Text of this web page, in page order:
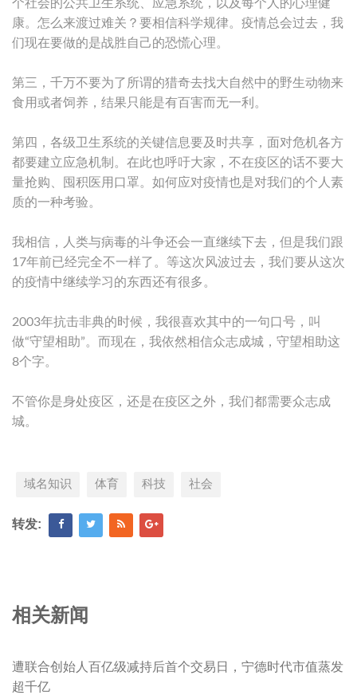
个社会的公共卫生系统、应急系统，以及每个人的心理健
康。怎么来渡过难关？要相信科学规律。疫情总会过去，我
们现在要做的是战胜自己的恐慌心理。
第三，千万不要为了所谓的猎奇去找大自然中的野生动物来
食用或者饲养，结果只能是有百害而无一利。
第四，各级卫生系统的关键信息要及时共享，面对危机各方
都要建立应急机制。在此也呼吁大家，不在疫区的话不要大
量抢购、囤积医用口罩。如何应对疫情也是对我们的个人素
质的一种考验。
我相信，人类与病毒的斗争还会一直继续下去，但是我们跟
17年前已经完全不一样了。等这次风波过去，我们要从这次
的疫情中继续学习的东西还有很多。
2003年抗击非典的时候，我很喜欢其中的一句口号，叫
做“守望相助”。而现在，我依然相信众志成城，守望相助这
8个字。
不管你是身处疫区，还是在疫区之外，我们都需要众志成
城。
域名知识 体育 科技 社会
转发:
相关新闻
遭联合创始人百亿级减持后首个交易日，宁德时代市值蒸发
超千亿